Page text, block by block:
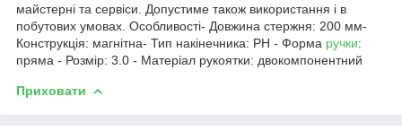
майстерні та сервіси. Допустиме також використання і в
побутових умовах. Особливості- Довжина стержня: 200 мм-
Конструкція: магнітна- Тип накінечника: PH - Форма ручки:
пряма - Розмір: 3.0 - Матеріал рукоятки: двокомпонентний
Приховати